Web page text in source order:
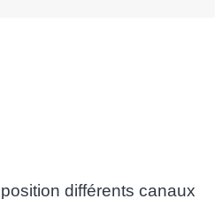
différents canaux